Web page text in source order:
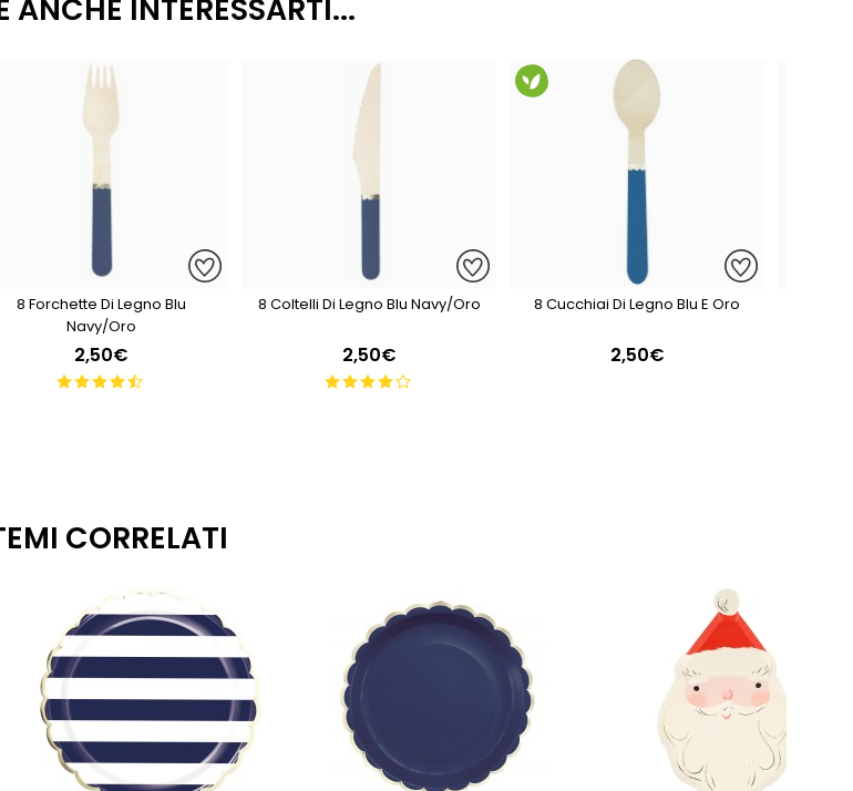
ANCHE INTERESSARTI...
8 Forchette Di Legno Blu
Navy/oro
2,50€
8 Coltelli Di Legno Blu Navy/oro
2,50€
8 Cucchiai Di Legno Blu E Oro
2,50€
CORRELATI